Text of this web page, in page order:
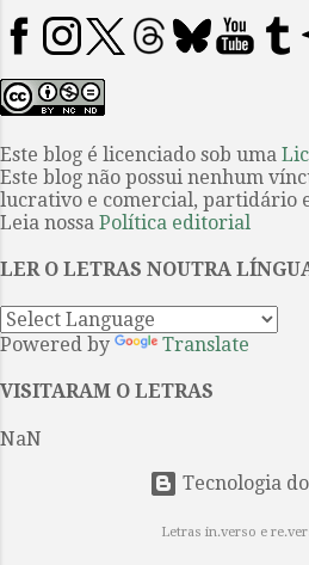
i
o
s
Este blog é licenciado sob uma
Este blog não possui nenhum
lucrativo e comercial, partidário
Leia nossa Política editorial
LER O LETRAS NOUTRA
Powered by Translate
VISITARAM O LETRAS
NaN
Tecnologia
Letras in.verso e